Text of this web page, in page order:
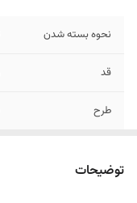
نحوه بسته شدن
قد
طرح
توضیحات